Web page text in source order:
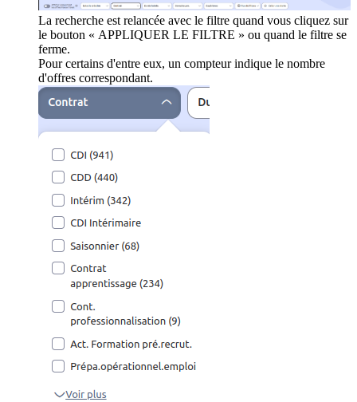
La recherche est relancée avec le filtre quand vous cliquez sur
le bouton « APPLIQUER LE FILTRE » ou quand le filtre se
ferme.
Pour certains d'entre eux, un compteur indique le nombre
d'offres correspondant.